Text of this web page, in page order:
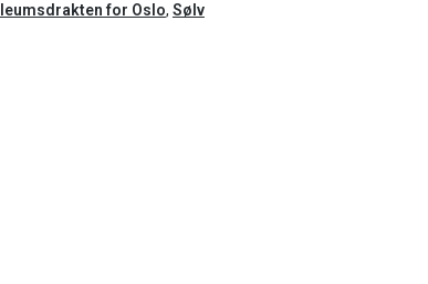
for Oslo, Sølv